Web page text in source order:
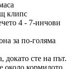
клипс
4 - 7-инчови
за по-голяма
докато сте на път.